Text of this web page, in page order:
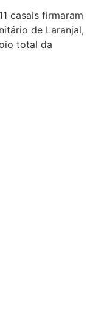
casais firmaram
de Laranjal,
total da